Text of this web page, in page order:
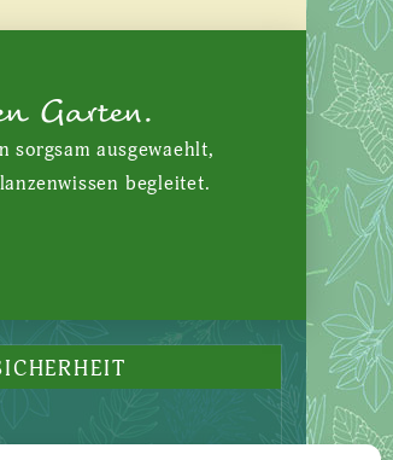
Garten.
sorgsam ausgewaehlt,
begleitet.